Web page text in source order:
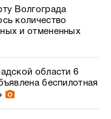
Волгограда
количество
и отмененных
области 6
беспилотная